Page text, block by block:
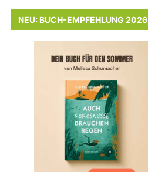
NEU: BUCH-EMPFEHLUNG 2026